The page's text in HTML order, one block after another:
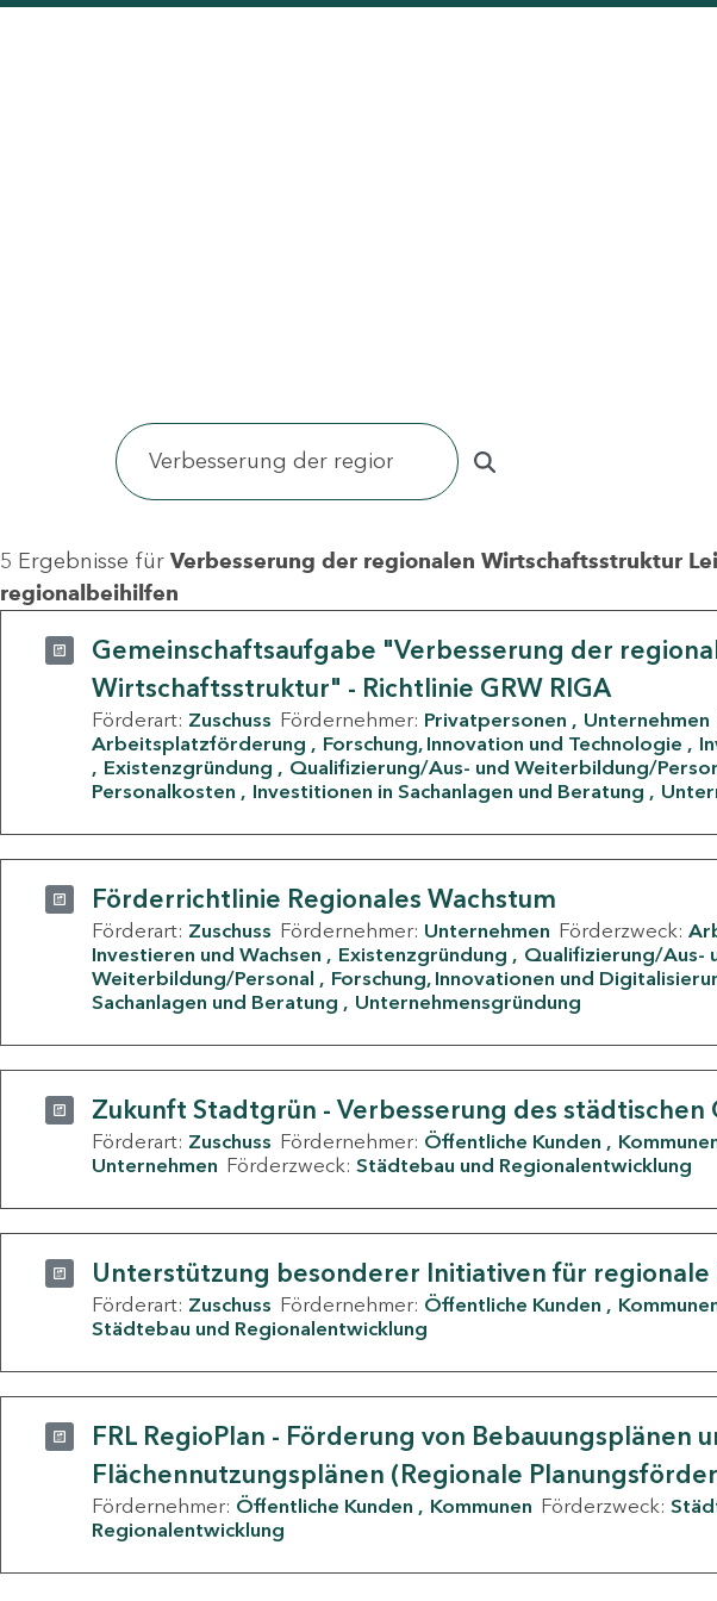
5 Ergebnisse für Verbesserung der regionalen Wirtschaftsstruktur
regionalbeihilfen
Gemeinschaftsaufgabe "Verbesserung der
Wirtschaftsstruktur" - Richtlinie GRW RIGA
Förderart: Zuschuss Fördernehmer: Privatpersonen Unternehmen
Arbeitsplatzförderung
Forschung, Innovation und Technologie
Existenzgründung
Qualifizierung/Aus- und Weiterbildung/
Personalkosten
Investitionen in Sachanlagen und Beratung
Förderrichtlinie Regionales Wachstum
Förderart: Zuschuss Fördernehmer: Unternehmen Förderzweck:
Investieren und Wachsen
Existenzgründung
Qualifizierung/Aus-
Weiterbildung/Personal
Forschung, Innovationen und
Sachanlagen und Beratung
Unternehmensgründung
Zukunft Stadtgrün - Verbesserung des städtischen
Förderart: Zuschuss Fördernehmer: Öffentliche Kunden
Unternehmen Förderzweck: Städtebau und Regionalentwicklung
Unterstützung besonderer Initiativen für regionale
Förderart: Zuschuss Fördernehmer: Öffentliche Kunden
Städtebau und Regionalentwicklung
FRL RegioPlan - Förderung von Bebauungsplänen
Flächennutzungsplänen (Regionale
Fördernehmer: Öffentliche Kunden Kommunen Förderzweck:
Regionalentwicklung